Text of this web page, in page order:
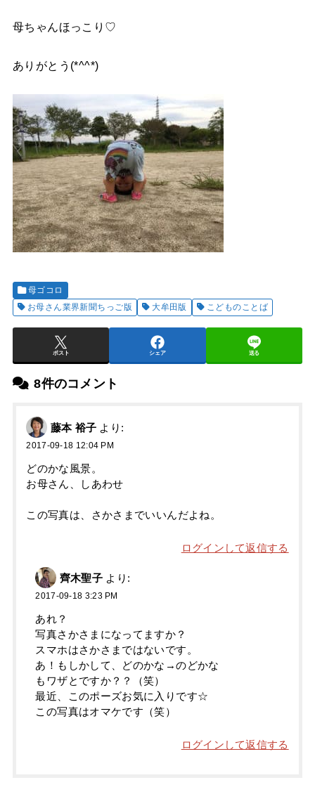
母ちゃんほっこり♡
ありがとう(*^^*)
母ゴコロ
お母さん業界新聞ちっご版
大牟田版 こどものことば
ポスト シェア 送る
8件のコメント
藤本 裕子 より:
2017-09-18 12:04 PM
どのかな風景。
お母さん、しあわせ
この写真は、さかさまでいいんだよね。
ログインして返信する
齊木聖子 より:
2017-09-18 3:23 PM
あれ？
写真さかさまになってますか？
スマホはさかさまではないです。
あ！もしかして、どのかな→のどかな
もワザとですか？？（笑）
最近、このポーズお気に入りです☆
この写真はオマケです（笑）
ログインして返信する